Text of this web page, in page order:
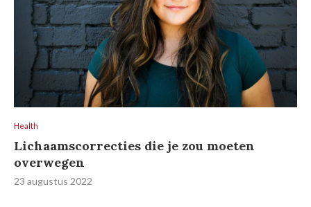
Health
Lichaamscorrecties die je zou moeten
overwegen
23 augustus 2022